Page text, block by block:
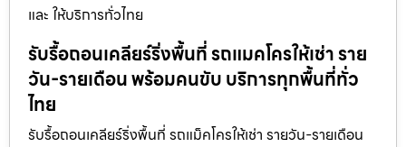
และ ให้บริการทั่วไทย
รับรื้อถอนเคลียร์ริ่งพื้นที่ รถแมคโครให้เช่า ราย
วัน-รายเดือน พร้อมคนขับ บริการทุกพื้นที่ทั่ว
ไทย
รับรื้อถอนเคลียร์ริ่งพื้นที่ รถแม็คโครให้เช่า รายวัน-รายเดือน